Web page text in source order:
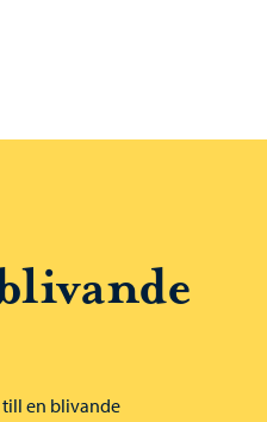
till en blivande